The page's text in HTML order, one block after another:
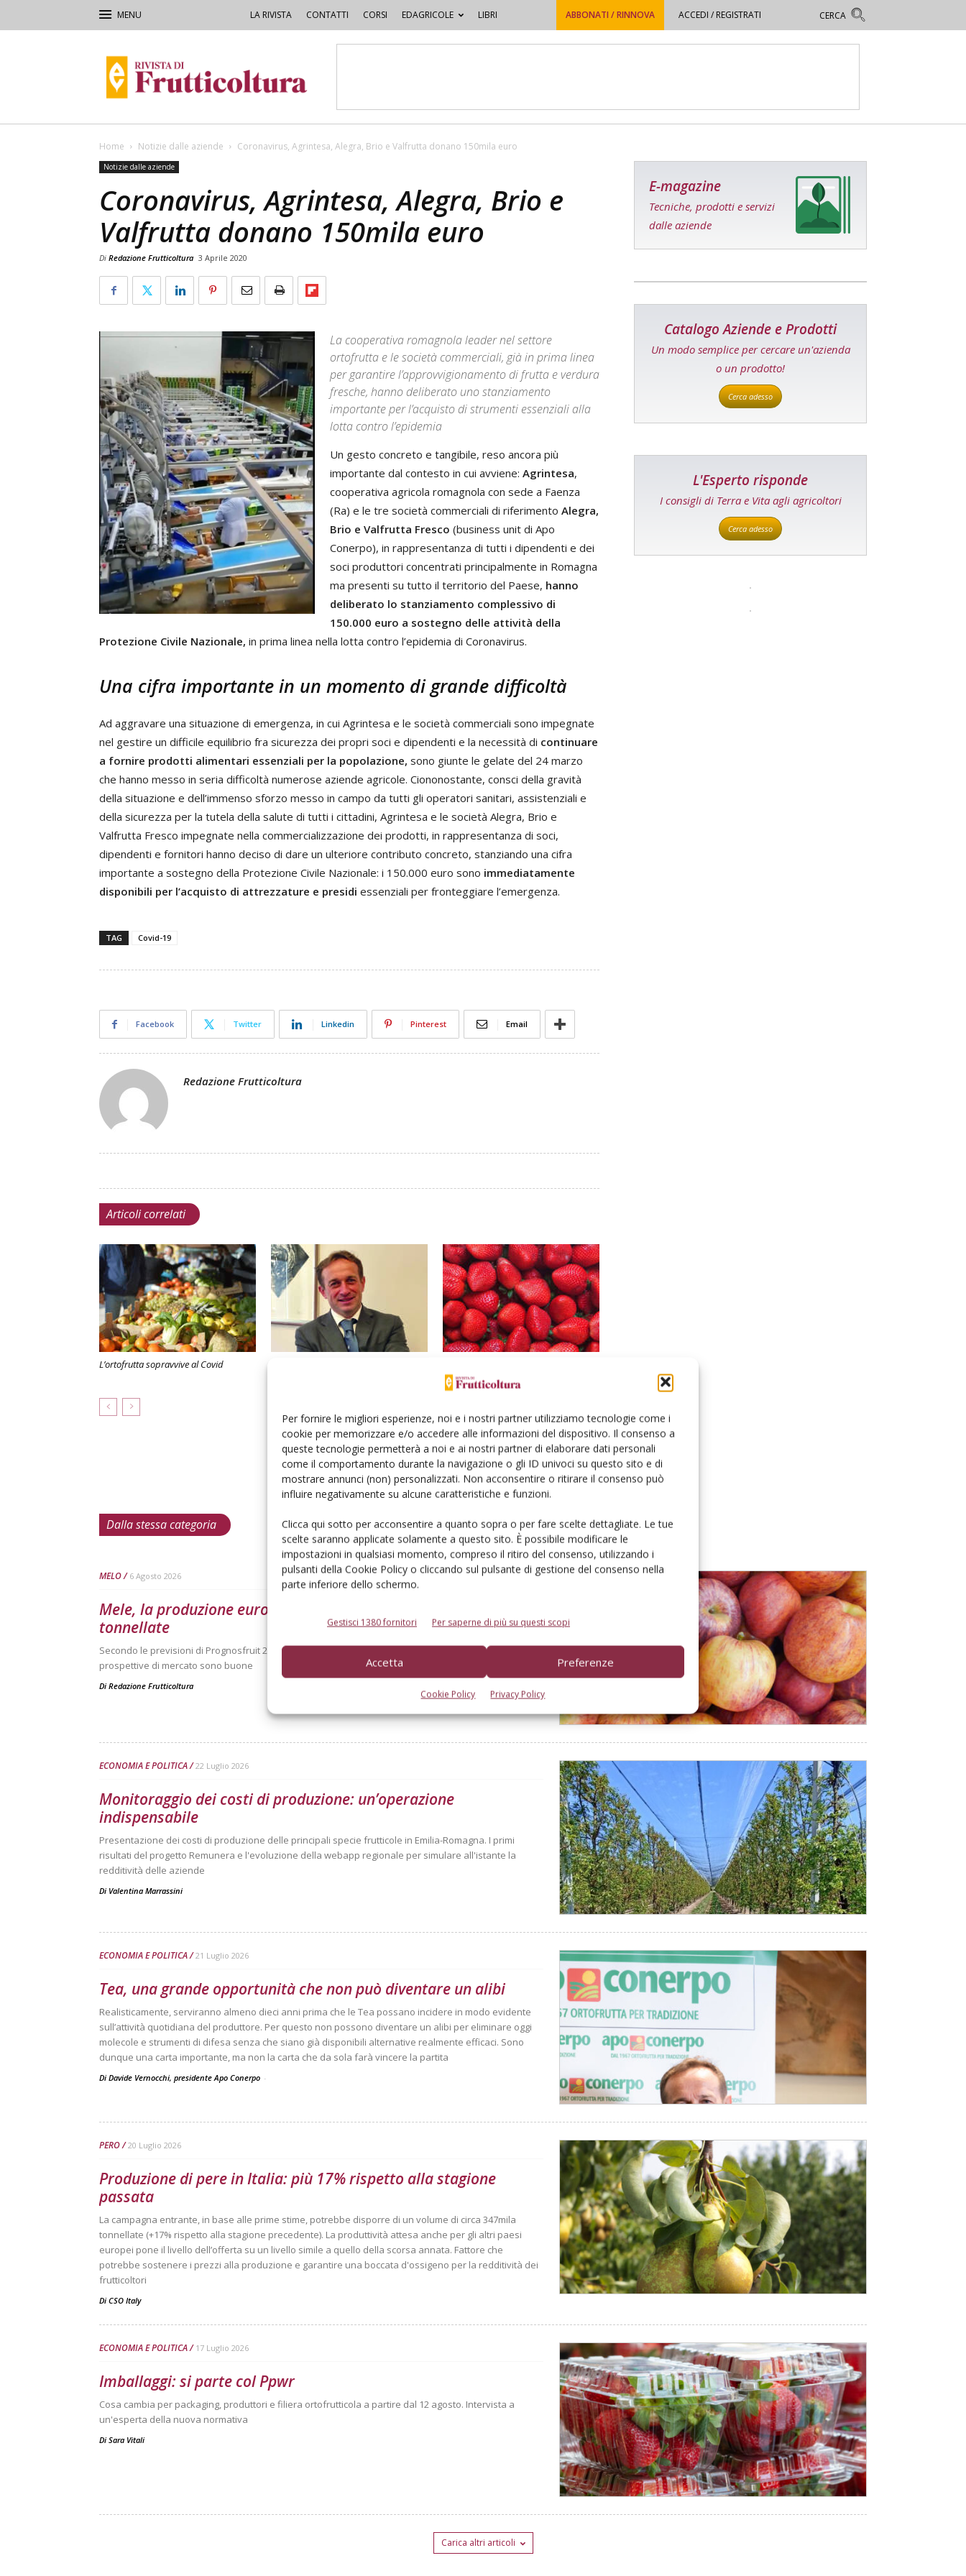
Per fornire le migliori esperienze, noi e i nostri partner utilizziamo tecnologie come i
cookie per memorizzare e/o accedere alle informazioni del dispositivo. Il consenso a
queste tecnologie permetterà a noi e ai nostri partner di elaborare dati personali
come il comportamento durante la navigazione o gli ID univoci su questo sito e di
mostrare annunci (non) personalizzati. Non acconsentire o ritirare il consenso può
influire negativamente su alcune caratteristiche e funzioni.
Clicca qui sotto per acconsentire a quanto sopra o per fare scelte dettagliate. Le tue
scelte saranno applicate solamente a questo sito. È possibile modificare le
impostazioni in qualsiasi momento, compreso il ritiro del consenso, utilizzando i
pulsanti della Cookie Policy o cliccando sul pulsante di gestione del consenso nella
parte inferiore dello schermo.
Gestisci 1380 fornitori Per saperne di più su questi scopi
Accetta Preferenze
Cookie Policy Privacy Policy
LA RIVISTA CONTATTI CORSI EDAGRICOLE LIBRI ABBONATI / RINNOVA ACCEDI / REGISTRATI
di
Frutticoltura
Home Notizie dalle aziende Coronavirus, Agrintesa, Alegra, Brio e Valfrutta donano 150mila euro
Notizie dalle aziende
Coronavirus, Agrintesa, Alegra, Brio e
Valfrutta donano 150mila euro
Di Redazione Frutticoltura 3 Aprile 2020
La cooperativa romagnola leader nel settore
ortofrutta e le società commerciali, già in prima linea
per garantire l’approvvigionamento di frutta e verdura
fresche, hanno deliberato uno stanziamento
importante per l’acquisto di strumenti essenziali alla
lotta contro l’epidemia
Un gesto concreto e tangibile, reso ancora più
importante dal contesto in cui avviene: Agrintesa,
cooperativa agricola romagnola con sede a Faenza
(Ra) e le tre società commerciali di riferimento Alegra,
Brio e Valfrutta Fresco (business unit di Apo
Conerpo), in rappresentanza di tutti i dipendenti e dei
soci produttori concentrati principalmente in Romagna
ma presenti su tutto il territorio del Paese, hanno
deliberato lo stanziamento complessivo di
150.000 euro a sostegno delle attività della
Protezione Civile Nazionale, in prima linea nella lotta contro l’epidemia di Coronavirus.
Una cifra importante in un momento di grande difficoltà
Ad aggravare una situazione di emergenza, in cui Agrintesa e le società commerciali sono impegnate
nel gestire un difficile equilibrio fra sicurezza dei propri soci e dipendenti e la necessità di continuare
a fornire prodotti alimentari essenziali per la popolazione, sono giunte le gelate del 24 marzo
che hanno messo in seria difficoltà numerose aziende agricole. Ciononostante, consci della gravità
della situazione e dell’immenso sforzo messo in campo da tutti gli operatori sanitari, assistenziali e
della sicurezza per la tutela della salute di tutti i cittadini, Agrintesa e le società Alegra, Brio e
Valfrutta Fresco impegnate nella commercializzazione dei prodotti, in rappresentanza di soci,
dipendenti e fornitori hanno deciso di dare un ulteriore contributo concreto, stanziando una cifra
importante a sostegno della Protezione Civile Nazionale: i 150.000 euro sono immediatamente
disponibili per l’acquisto di attrezzature e presidi essenziali per fronteggiare l’emergenza.
TAG Covid-19
Facebook Twitter Linkedin Pinterest Email
Redazione Frutticoltura
Articoli correlati
L’ortofrutta sopravvive al Covid
E-magazine
Tecniche, prodotti e servizi
dalle aziende
Catalogo Aziende e Prodotti
Un modo semplice per cercare un'azienda
o un prodotto!
Cerca adesso
L'Esperto risponde
I consigli di Terra e Vita agli agricoltori
Cerca adesso
Dalla stessa categoria
MELO 6 Agosto 2026
Mele, la produzione europea scenderà sotto i 10 milioni di
tonnellate
Secondo le previsioni di Prognosfruit 2026, pesano nel bilancio gli eventi climatici estremi. Ma le
prospettive di mercato sono buone
Di Redazione Frutticoltura
ECONOMIA E POLITICA 22 Luglio 2026
Monitoraggio dei costi di produzione: un’operazione
indispensabile
Presentazione dei costi di produzione delle principali specie frutticole in Emilia-Romagna. I primi
risultati del progetto Remunera e l'evoluzione della webapp regionale per simulare all'istante la
redditività delle aziende
Di Valentina Marrassini
ECONOMIA E POLITICA 21 Luglio 2026
Tea, una grande opportunità che non può diventare un alibi
Realisticamente, serviranno almeno dieci anni prima che le Tea possano incidere in modo evidente
sull’attività quotidiana del produttore. Per questo non possono diventare un alibi per eliminare oggi
molecole e strumenti di difesa senza che siano già disponibili alternative realmente efficaci. Sono
dunque una carta importante, ma non la carta che da sola farà vincere la partita
Di Davide Vernocchi, presidente Apo Conerpo -
PERO 20 Luglio 2026
Produzione di pere in Italia: più 17% rispetto alla stagione
passata
La campagna entrante, in base alle prime stime, potrebbe disporre di un volume di circa 347mila
tonnellate (+17% rispetto alla stagione precedente). La produttività attesa anche per gli altri paesi
europei pone il livello dell’offerta su un livello simile a quello della scorsa annata. Fattore che
potrebbe sostenere i prezzi alla produzione e garantire una boccata d'ossigeno per la redditività dei
frutticoltori
Di CSO Italy
ECONOMIA E POLITICA 17 Luglio 2026
Imballaggi: si parte col Ppwr
Cosa cambia per packaging, produttori e filiera ortofrutticola a partire dal 12 agosto. Intervista a
un'esperta della nuova normativa
Di Sara Vitali
Carica altri articoli